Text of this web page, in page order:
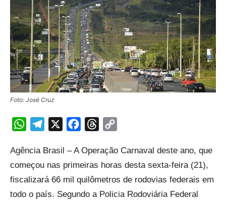
Foto: José Cruz
WhatsAppTelegram FacebookThreads
Agência Brasil – A Operação Carnaval deste ano, que
começou nas primeiras horas desta sexta-feira (21),
fiscalizará 66 mil quilômetros de rodovias federais em
todo o país. Segundo a Policia Rodoviária Federal